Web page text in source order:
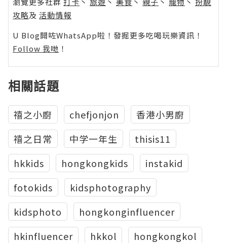
攻略及 活動情報
U Blog開咗WhatsApp啦！發掘更多吃喝玩樂資訊！
Follow 我哋 ！
相關話題
禧之小廚 chefjonjon
香港小男廚
禧之日常
中学一年生
thisis11
hkkids
hongkongkids
instakid
fotokids
kidsphotography
kidsphoto
hongkonginfluencer
hkinfluencer
hkkol
hongkongkol